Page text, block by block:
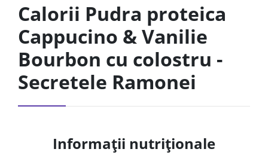
Calorii Pudra proteica
Cappucino & Vanilie
Bourbon cu colostru -
Secretele Ramonei
Informații nutriționale